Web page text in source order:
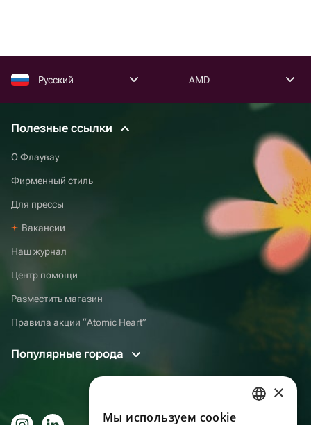
Русский AMD
Полезные ссылки
О Флаувау
Фирменный стиль
Для прессы
Вакансии
Наш журнал
Центр помощи
Разместить магазин
Правила акции “Atomic Heart”
Популярные города
×
Мы используем сookie